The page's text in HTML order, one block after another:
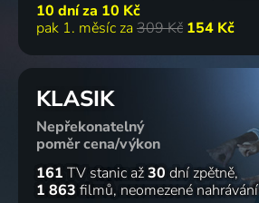
10 dní za 10 Kč
pak 1. měsíc za 309 Kč 154 Kč
KLASIK
Nepřekonatelný
poměr cena/výkon
161 TV stanic až30 dní zpětně
1 863 filmů neomezené nahrávání